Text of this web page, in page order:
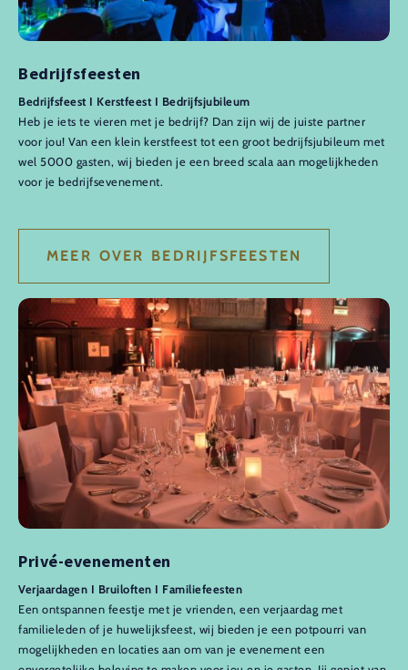
Bedrijfsfeesten
Bedrijfsfeest I Kerstfeest I Bedrijfsjubileum
Heb je iets te vieren met je bedrijf? Dan zijn wij de juiste partner
voor jou! Van een klein kerstfeest tot een groot bedrijfsjubileum met
wel 5000 gasten, wij bieden je een breed scala aan mogelijkheden
voor je bedrijfsevenement.
MEER OVER BEDRIJFSFEESTEN
Privé-evenementen
Verjaardagen I Bruiloften I Familiefeesten
Een ontspannen feestje met je vrienden, een verjaardag met
familieleden of je huwelijksfeest, wij bieden je een potpourri van
mogelijkheden en locaties aan om van je evenement een